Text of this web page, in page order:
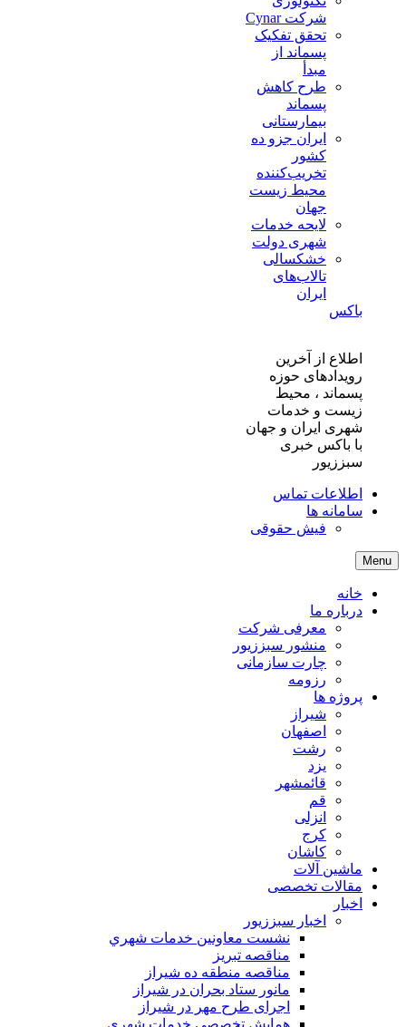
شرکت Cynar
تحقق تفکیک
پسماند از
مبدأ
طرح کاهش
پسماند
بیمارستانی
ايران جزو ده
كشور
تخريب‌كننده
محيط زيست
جهان
لایحه خدمات
شهری دولت
خشکسالی
تالاب‌های
ایران
باکس
اطلاع از آخرین
رویدادهای حوزه
پسماند ، محیط
زیست و خدمات
شهری ایران و جهان
با باکس خبری
سبززیور
اطلاعات تماس
سامانه ها
فیش حقوقی
Menu
خانه
درباره ما
معرفی شرکت
منشور سبززیور
چارت سازمانی
رزومه
پروژه ها
شیراز
اصفهان
رشت
یزد
قائمشهر
قم
انزلی
کرج
کاشان
ماشین آلات
مقالات تخصصی
اخبار
اخبار سبززیور
نشست معاونين خدمات شهري
مناقصه تبريز
مناقصه منطقه ده شیراز
مانور ستاد بحران در شیراز
اجرای طرح مهر در شیراز
همايش تخصصي خدمات شهري